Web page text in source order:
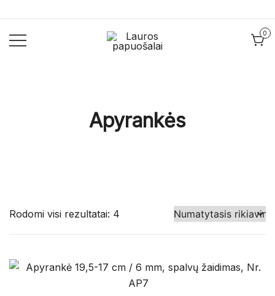
content
0
Apyrankės
Rodomi visi rezultatai: 4